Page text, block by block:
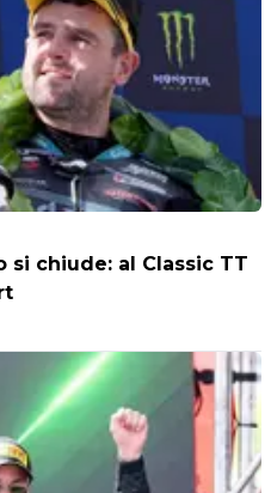
si chiude: al Classic TT